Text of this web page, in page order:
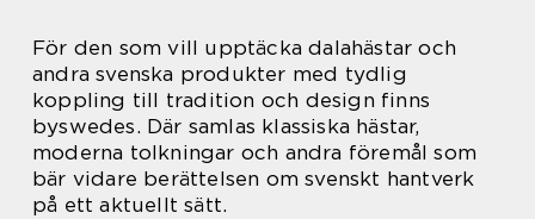
För den som vill upptäcka dalahästar och
andra svenska produkter med tydlig
koppling till tradition och design finns
byswedes. Där samlas klassiska hästar,
moderna tolkningar och andra föremål som
bär vidare berättelsen om svenskt hantverk
på ett aktuellt sätt.